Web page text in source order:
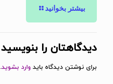
بیشتر بخوانید
دیدگاهتان را بنویسید
برای نوشتن دیدگاه باید وارد بشوید.